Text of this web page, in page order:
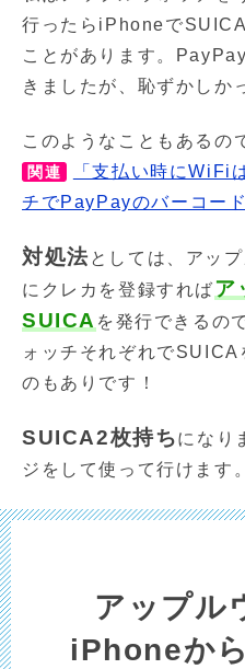
行ったらiPhoneで
ことがあります。
きましたが、恥ずかしか
このようなこともあるの
関連
「支払い時にWiFi
チでPayPayのバーコー
対処法としては、アッ
にクレカを登録すればア
SUICA を発行できるの
ォッチそれぞれでSUICA
のもありです！
SUICA2枚持ちになり
ジをして使って行けます。
アップル
iPhoneか